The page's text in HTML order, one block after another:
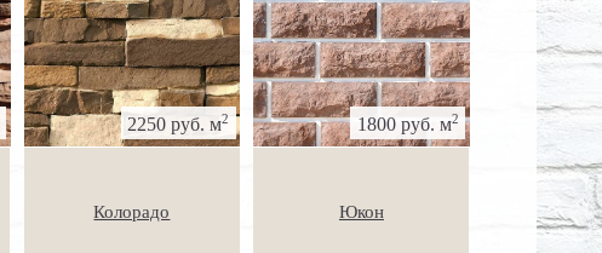
2250 руб. м2
Колорадо
1800 руб. м2
Юкон